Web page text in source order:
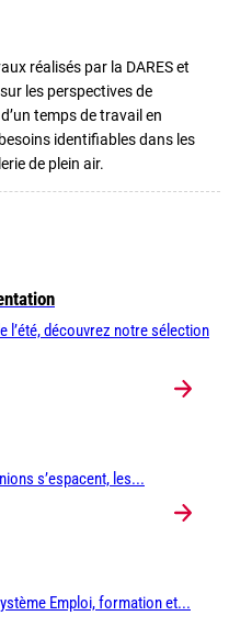
réalisés par la DARES et
les perspectives de
temps de travail en
identifiables dans les
de plein air.
l’été, découvrez notre sélection
s’espacent, les...
Emploi, formation et...